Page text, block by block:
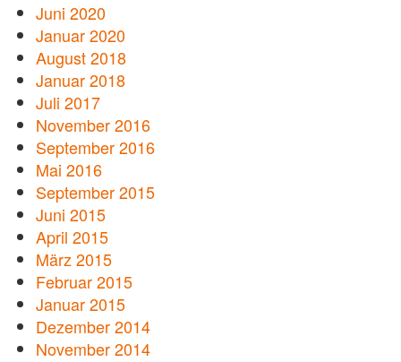
Juni 2020
Januar 2020
August 2018
Januar 2018
Juli 2017
November 2016
September 2016
Mai 2016
September 2015
Juni 2015
April 2015
März 2015
Februar 2015
Januar 2015
Dezember 2014
November 2014